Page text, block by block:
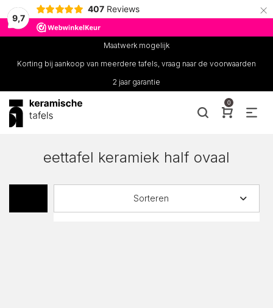
9,7
407 Reviews ×
Maatwerk mogelijk
Korting bij aankoop van meerdere tafels, vraag naar de voorwaarden
2 jaar garantie
0
eettafel keramiek half ovaal
Sorteren